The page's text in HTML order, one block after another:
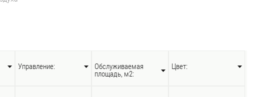
Управление:
Обслуживаемая
площадь, м2:
Цвет: